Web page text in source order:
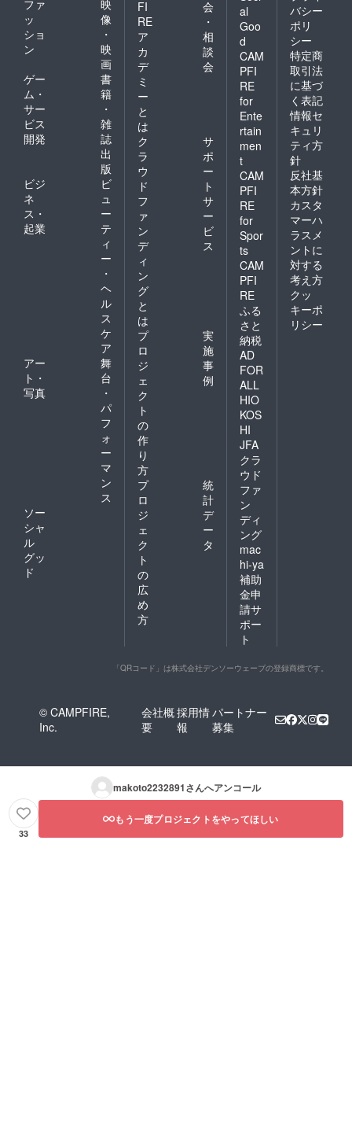
ファ
ッ
ショ
ン
映
像
・
映
画
ゲー
ム・
サー
ビス
開発
書
籍
・
雑
誌
出
版
ビジ
ネ
ス・
起業
ビ
ュ
ー
テ
ィ
ー
・
ヘ
ル
ス
ケ
ア
アー
ト・
写真
舞
台
・
パ
フ
ォ
ー
マ
ン
ス
ソー
シャ
ル
グッ
ド
FI
RE
ア
カ
デ
ミ
ー
と
は
会
・
相
談
会
ク
ラ
ウ
ド
フ
ァ
ン
デ
ィ
ン
グ
と
は
サ
ポ
ー
ト
サ
ー
ビ
ス
プ
ロ
ジ
ェ
ク
ト
の
作
り
方
実
施
事
例
プ
ロ
ジ
ェ
ク
ト
の
広
め
方
統
計
デ
ー
タ
al
Goo
d
CAM
PFI
RE
for
Ente
rtain
men
t
CAM
PFI
RE
for
Spor
ts
CAM
PFI
RE
ふる
さと
納税
AD
FOR
ALL
HIO
KOS
HI
JFA
クラ
ウド
ファ
ン
ディ
ング
mac
hi-ya
補助
金申
請サ
ポー
ト
バシー
ポリ
シー
特定商
取引法
に基づ
く表記
情報セ
キュリ
ティ方
針
反社基
本方針
カスタ
マーハ
ラスメ
ントに
対する
考え方
クッ
キーポ
リシー
「QRコード」は株式会社デンソーウェーブの登録商標です。
© CAMPFIRE,
Inc.
会社概
要
採用情
報
パートナー
募集
makoto2232891さんへアンコール
33
もう一度プロジェクトをやってほしい